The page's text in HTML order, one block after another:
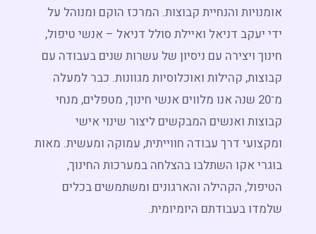
אומנויות והנחיית קבוצות. המרכז הוקם ומנוהל על
ידי יעקב דניאל ואיילת סולל דניאל – אנשי טיפול,
חינוך ויצירה עם ניסיון של עשרות שנים בעבודה עם
קבוצות, קהילות ואוכלוסיות מגוונות. כבר למעלה
מ־20 שנה אנו מלווים אנשי חינוך, מטפלים, מנחי
קבוצות ואנשים המבקשים ליצור שינוי אישי
ומקצועי דרך עבודה חווייתית, עמוקה ומעשית. מאות
בוגרי אקו השתלבו בהצלחה במערכות החינוך,
הטיפול, הקהילה והארגונים ומשתמשים בכלים
שלמדו בעבודתם היומיומית.